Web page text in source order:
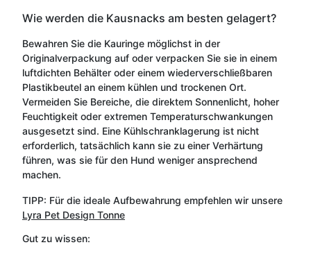
Wie werden die Kausnacks am besten gelagert?
Bewahren Sie die Kauringe möglichst in der
Originalverpackung auf oder verpacken Sie sie in einem
luftdichten Behälter oder einem wiederverschließbaren
Plastikbeutel an einem kühlen und trockenen Ort.
Vermeiden Sie Bereiche, die direktem Sonnenlicht, hoher
Feuchtigkeit oder extremen Temperaturschwankungen
ausgesetzt sind. Eine Kühlschranklagerung ist nicht
erforderlich, tatsächlich kann sie zu einer Verhärtung
führen, was sie für den Hund weniger ansprechend
machen.
TIPP: Für die ideale Aufbewahrung empfehlen wir unsere
Lyra Pet Design Tonne
Gut zu wissen: